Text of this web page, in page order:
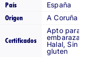
País España
Origen A Coruña
Certificados
Apto para
Halal, Sin
gluten